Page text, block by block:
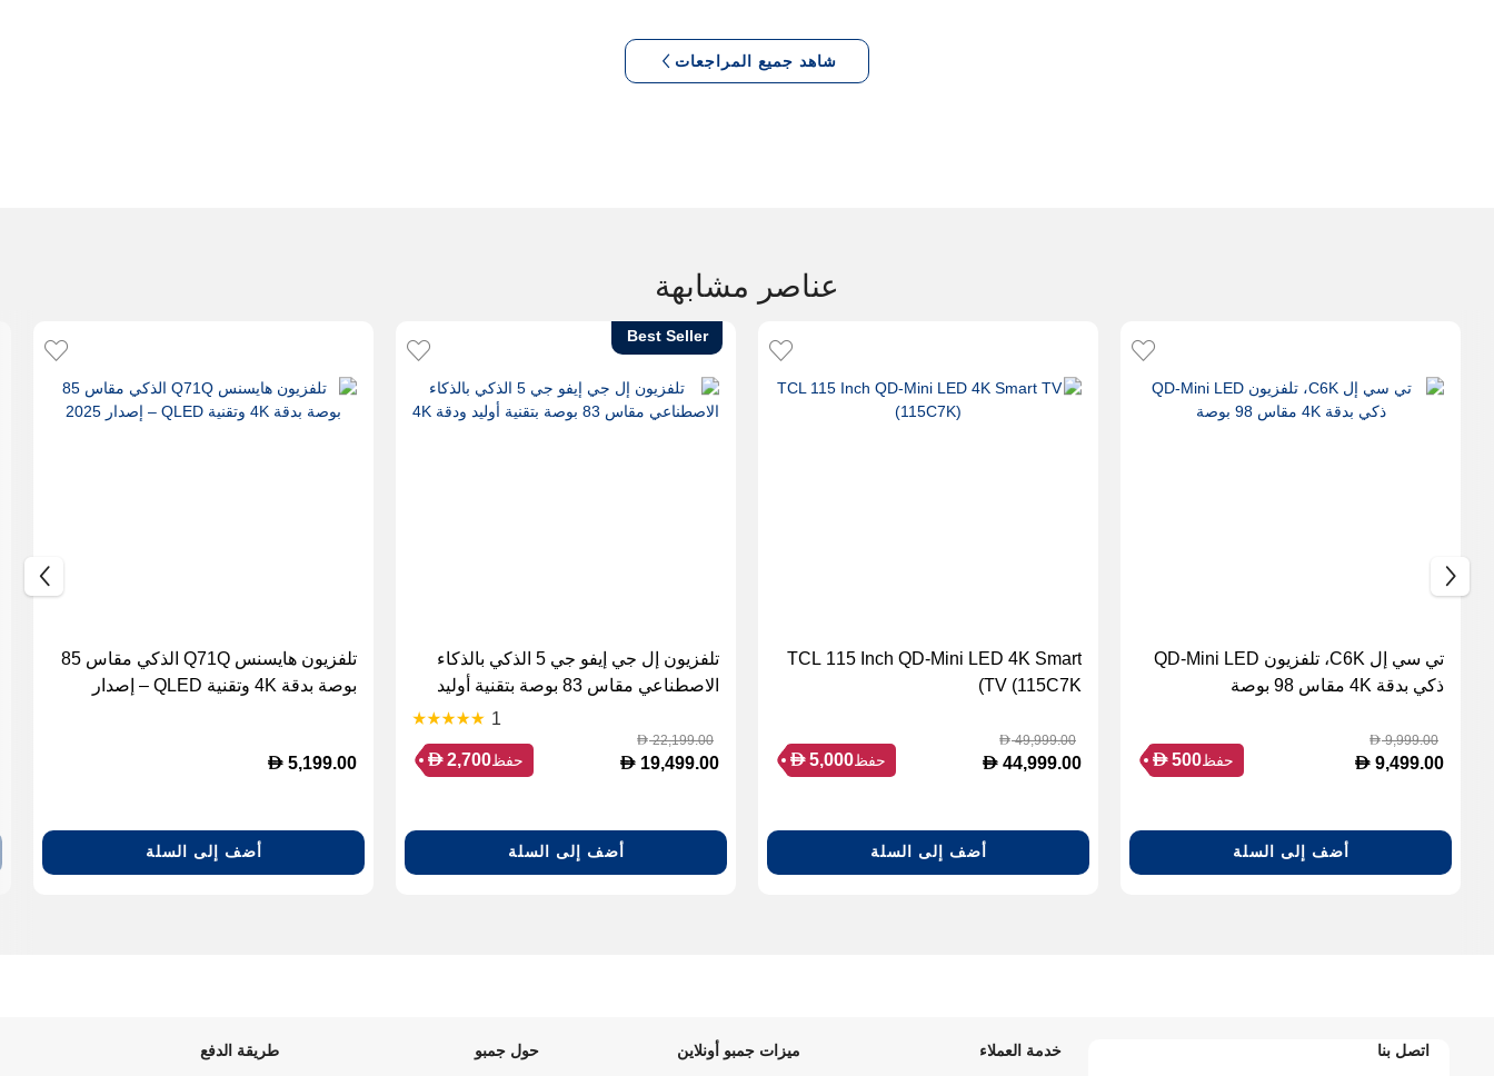
شاهد جميع المراجعات
عناصر مشابهة
تي سي إل C6K، تلفزيون QD-Mini LED
ذكي بدقة 4K مقاس 98 بوصة
D9,999.00
D 9,499.00 حفظ D 500
أضف إلى السلة
TCL 115 Inch QD-Mini LED 4K Smart
TV (115C7K)
D49,999.00
D 44,999.00 حفظ D 5,000
أضف إلى السلة
Best Seller
تلفزيون إل جي إيفو جي 5 الذكي بالذكاء
الاصطناعي مقاس 83 بوصة بتقنية أوليد
1
D22,199.00
D 19,499.00 حفظ D 2,700
أضف إلى السلة
تلفزيون هايسنس Q71Q الذكي مقاس 85
بوصة بدقة 4K وتقنية QLED – إصدار
D 5,199.00
أضف إلى السلة
اتصل بنا خدمة العملاء ميزات جمبو أونلاين حول جمبو طريقة الدفع